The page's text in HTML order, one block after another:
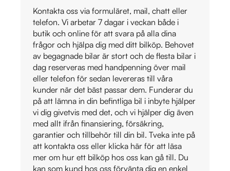
Kontakta oss via formuläret, mail, chatt eller
telefon. Vi arbetar 7 dagar i veckan både i
butik och online för att svara på alla dina
frågor och hjälpa dig med ditt bilköp. Behovet
av begagnade bilar är stort och de flesta bilar i
dag reserveras med handpenning över mail
eller telefon för sedan levereras till våra
kunder när det bäst passar dem. Funderar du
på att lämna in din befintliga bil i inbyte hjälper
vi dig givetvis med det, och vi hjälper dig även
med allt ifrån finansiering, försäkring,
garantier och tillbehör till din bil. Tveka inte på
att kontakta oss eller klicka här för att läsa
mer om hur ett bilköp hos oss kan gå till. Du
kan som kund hos oss förvänta dig en enkel